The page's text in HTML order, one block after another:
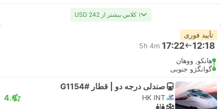
۱ کلاس بیشتر از USD 242
تأیید فوری
12:18
17:22
5h 4m
هانکو, ووهان
گوانگژو جنوبی
صندلی درجه دو | قطار #G1154
HK INT
4.6